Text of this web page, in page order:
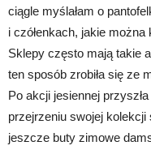
ciągle myślałam o
i czółenkach, jakie
Sklepy często mają takie
ten sposób zrobiła się ze
Po akcji jesiennej
przejrzeniu swojej kolekcji
jeszcze buty zimowe